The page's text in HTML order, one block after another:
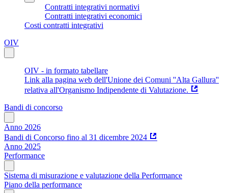
Contratti integrativi normativi
Contratti integrativi economici
Costi contratti integrativi
OIV
OIV - in formato tabellare
Link alla pagina web dell'Unione dei Comuni ''Alta Gallura''
relativa all'Organismo Indipendente di Valutazione.
Bandi di concorso
Anno 2026
Bandi di Concorso fino al 31 dicembre 2024
Anno 2025
Performance
Sistema di misurazione e valutazione della Performance
Piano della performance